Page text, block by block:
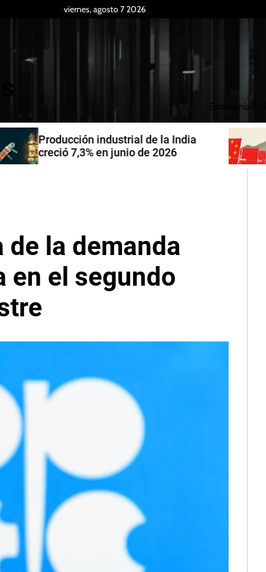
viernes, agosto 7 2026
Economía
Producción industrial de la India
creció 7,3% en junio de 2026
de la demanda
en el segundo